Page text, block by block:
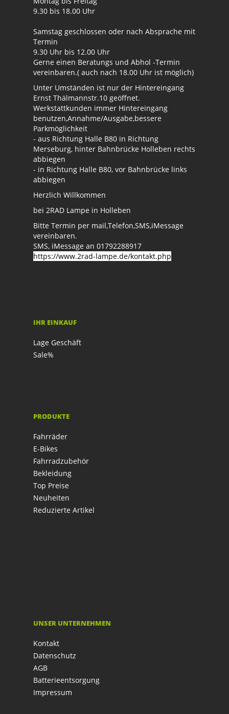
9.30 bis 18.00 Uhr
Samstag geschlossen oder nach Absprache mit
Termin
9.30 Uhr bis 12.00 Uhr
Gerne einen Beratungs und Abhol -Termin
vereinbaren.( auch nach 18.00 Uhr ist möglich)
Unter Umständen ist nur der Hintereingang
Ernst Thälmannstr.10 geöffnet.
Werkstattkunden immer Hintereingang
benutzen,Annahme/Ausgabe,bessere
Parkmöglichkeit
- aus Richtung Halle B80 in Richtung
Merseburg, hinter Bahnbrücke Holleben rechts
abbiegen
- in Richtung Halle B80, vor Bahnbrücke links
abbiegen
Herzlich Willkommen
bei 2RAD Lampe in Holleben
Bitte Termin per mail,Telefon,SMS,iMessage
vereinbaren.
SMS, iMessage an 01792288917
https://www.2rad-lampe.de/kontakt.php
IHR EINKAUF
Lage Geschäft
Sale%
PRODUKTE
Fahrräder
E-Bikes
Fahrradzubehör
Bekleidung
Top Preise
Neuheiten
Reduzierte Artikel
UNSER UNTERNEHMEN
Kontakt
Datenschutz
AGB
Batterieentsorgung
Impressum